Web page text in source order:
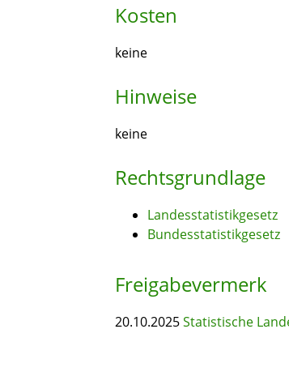
Kosten
keine
Hinweise
keine
Rechtsgrundlage
Landesstatistikgesetz
Bundesstatistikgesetz
Freigabevermerk
20.10.2025Statistische